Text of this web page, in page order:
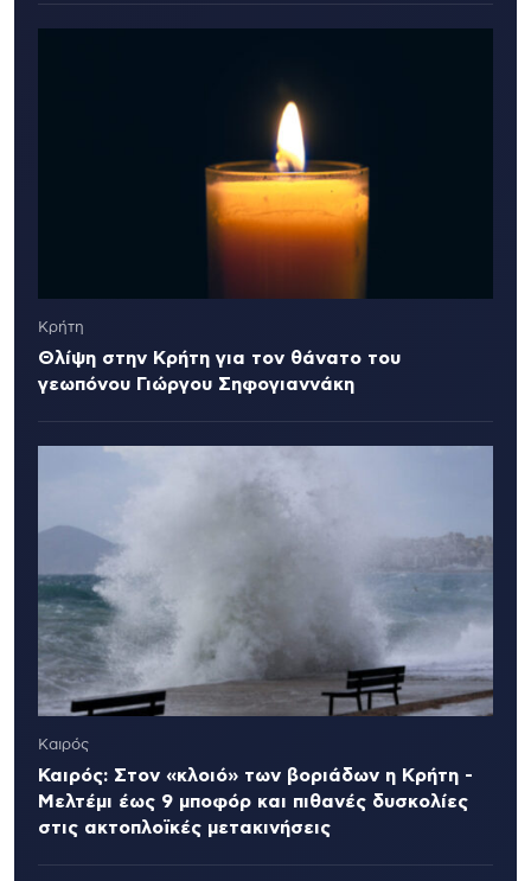
Κρήτη
Θλίψη στην Κρήτη για τον θάνατο του
γεωπόνου Γιώργου Σηφογιαννάκη
Καιρός
Καιρός: Στον «κλοιό» των βοριάδων η Κρήτη -
Μελτέμι έως 9 μποφόρ και πιθανές δυσκολίες
στις ακτοπλοϊκές μετακινήσεις